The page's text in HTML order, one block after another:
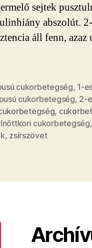
sejtek
abszolút.
áll fenn, azaz
cukorbetegség, 1-
cukorbetegség, 2-
,
cukorbetegség,
, zsírszövet